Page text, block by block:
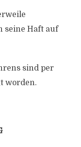
seine Haft auf
sind per
worden.